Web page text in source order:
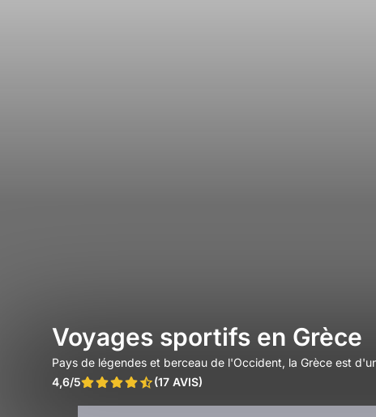
Voyages sportifs en Grèce
Pays de légendes et berceau de l'Occident, la Grèce est
4,6/5
(17 AVIS)